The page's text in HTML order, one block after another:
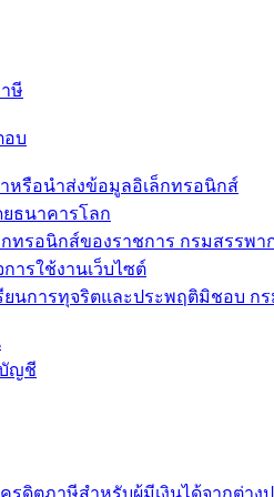
ษี
อบ
หรือนำส่งข้อมูลอิเล็กทรอนิกส์
ธนาคารโลก
ทรอนิกส์ของราชการ กรมสรรพา
ารใช้งานเว็บไซต์
รียนการทุจริตและประพฤติมิชอบ ก
ญชี
รดิตภาษีสำหรับผู้มีเงินได้จากต่าง